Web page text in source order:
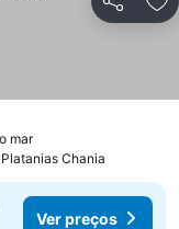
Partilhar
marVer preços
Chania
Ver preços